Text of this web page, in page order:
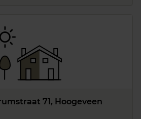
71, Hoogeveen